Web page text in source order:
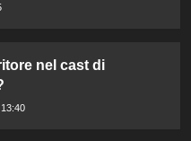
nel cast di